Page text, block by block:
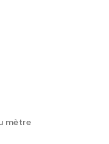
mètre